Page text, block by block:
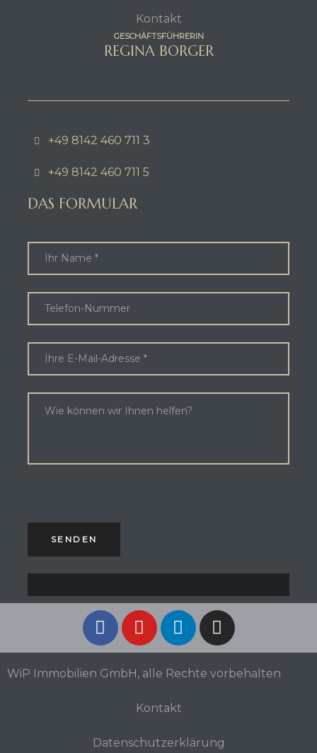
GESCHÄFTSFÜHRERIN
REGINA BORGER
+49 8142 460 711 3
+49 8142 460 711 5
DAS FORMULAR
WiP Immobilien GmbH, alle Rechte vorbehalten
Kontakt
Datenschutzerklärung